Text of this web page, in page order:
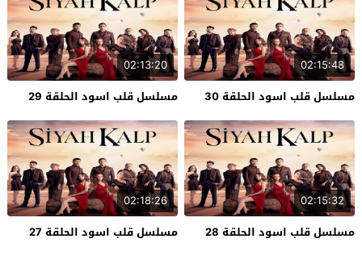
02:15:48
مسلسل قلب اسود الحلقة 30
02:13:20
مسلسل قلب اسود الحلقة 29
02:15:32
مسلسل قلب اسود الحلقة 28
02:18:26
مسلسل قلب اسود الحلقة 27